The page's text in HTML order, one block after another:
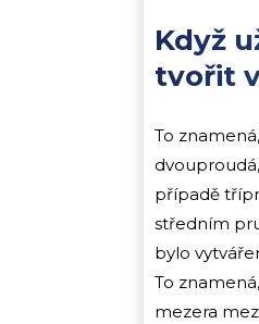
Když
tvořit
To
případě
středním
bylo
To
mezera